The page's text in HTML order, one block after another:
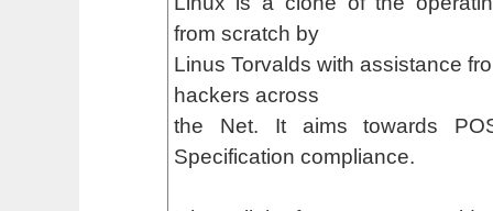
from scratch by
Linus Torvalds with assistance
hackers across
the Net. It aims towards
Specification compliance.